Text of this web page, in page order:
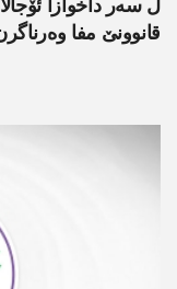
ل سەر داخوازا
قانوونێ مفا